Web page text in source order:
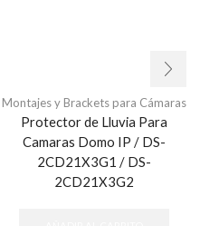
Montajes y Brackets para Cámaras
Protector de Lluvia Para
Camaras Domo IP / DS-
2CD21X3G1 / DS-
2CD21X3G2